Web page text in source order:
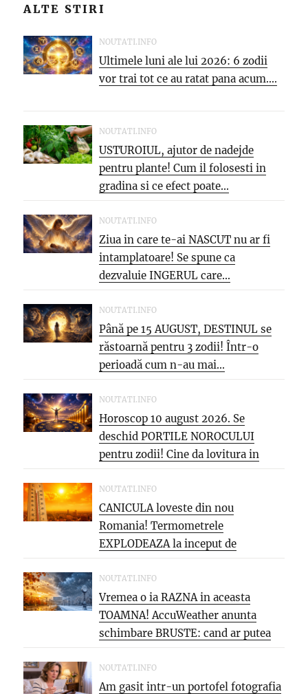
ALTE STIRI
NOUTATI.INFO
Ultimele luni ale lui 2026: 6 zodii
vor trai tot ce au ratat pana acum....
NOUTATI.INFO
USTUROIUL, ajutor de nadejde
pentru plante! Cum il folosesti in
gradina si ce efect poate...
NOUTATI.INFO
Ziua in care te-ai NASCUT nu ar fi
intamplatoare! Se spune ca
dezvaluie INGERUL care...
NOUTATI.INFO
Până pe 15 AUGUST, DESTINUL se
răstoarnă pentru 3 zodii! Într-o
perioadă cum n-au mai...
NOUTATI.INFO
Horoscop 10 august 2026. Se
deschid PORTILE NOROCULUI
pentru zodii! Cine da lovitura in
cariera...
NOUTATI.INFO
CANICULA loveste din nou
Romania! Termometrele
EXPLODEAZA la inceput de
saptamana: aproape 40°C si
PARJOL...
NOUTATI.INFO
Vremea o ia RAZNA in aceasta
TOAMNA! AccuWeather anunta
schimbare BRUSTE: cand ar putea
veni...
NOUTATI.INFO
Am gasit intr-un portofel fotografia